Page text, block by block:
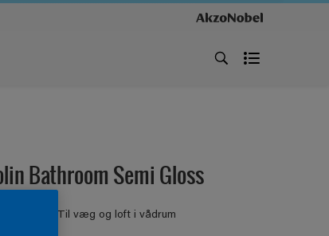
Bathroom Semi Gloss
Til væg og loft i vådrum